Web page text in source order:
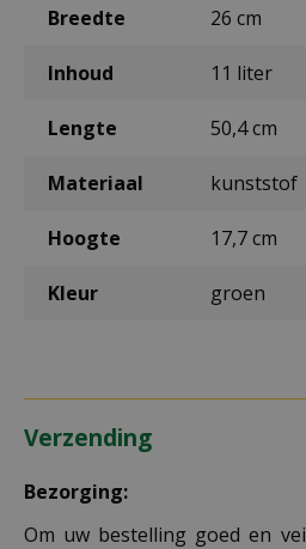
Breedte 26 cm
Inhoud 11 liter
Lengte 50,4 cm
Materiaal kunststof
Hoogte 17,7 cm
Kleur groen
Verzending
Bezorging:
Om uw bestelling goed en